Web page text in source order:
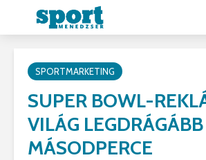
SPORTMARKETING
SUPER BOWL-
VILÁG
MÁSODPERCE